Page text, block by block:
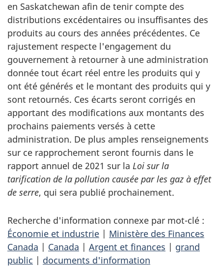
en Saskatchewan afin de tenir compte des
distributions excédentaires ou insuffisantes des
produits au cours des années précédentes. Ce
rajustement respecte l'engagement du
gouvernement à retourner à une administration
donnée tout écart réel entre les produits qui y
ont été générés et le montant des produits qui y
sont retournés. Ces écarts seront corrigés en
apportant des modifications aux montants des
prochains paiements versés à cette
administration. De plus amples renseignements
sur ce rapprochement seront fournis dans le
rapport annuel de 2021 sur la Loi sur la
tarification de la pollution causée par les gaz à effet
de serre, qui sera publié prochainement.
Recherche d'information connexe par mot-clé :
Économie et industrie | Ministère des Finances
Canada | Canada | Argent et finances | grand
public | documents d'information